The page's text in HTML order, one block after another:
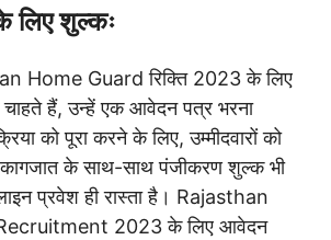
लिए शुल्कः
Home Guard रिक्ति 2023 के लिए
हैं, उन्हें एक आवेदन पत्र भरना
को पूरा करने के लिए, उम्मीदवारों को
के साथ-साथ पंजीकरण शुल्क भी
प्रवेश ही रास्ता है। Rajasthan
2023 के लिए आवेदन